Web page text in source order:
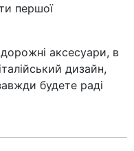
першої
аксесуари, в
дизайн,
будете раді